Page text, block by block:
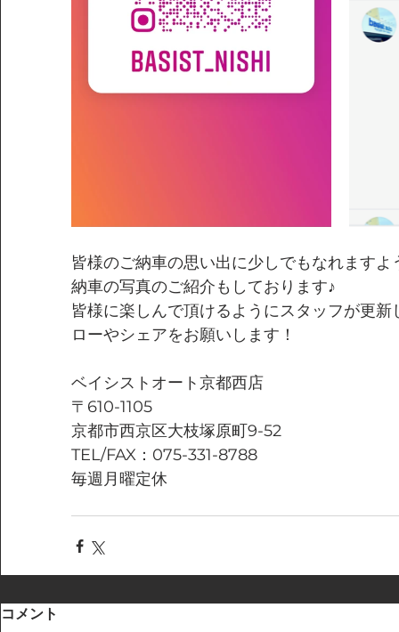
皆様のご納車の思い出に少しでもなれます
納車の写真のご紹介もしております♪
皆様に楽しんで頂けるようにスタッフが更
ローやシェアをお願いします！
ベイシストオート京都西店
〒610-1105
京都市西京区大枝塚原町9-52
TEL/FAX：075-331-8788
毎週月曜定休
コメント